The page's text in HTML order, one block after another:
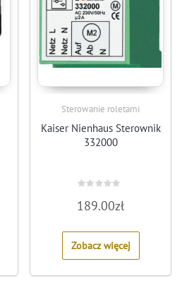
Sterowanie roletami
Kaiser Nienhaus Sterownik
332000
0
5
189.00zł
Zobacz więcej